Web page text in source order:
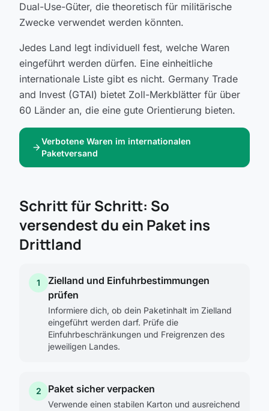
Dual-Use-Güter, die theoretisch für militärische
Zwecke verwendet werden könnten.
Jedes Land legt individuell fest, welche Waren
eingeführt werden dürfen. Eine einheitliche
internationale Liste gibt es nicht. Germany Trade
and Invest (GTAI) bietet Zoll-Merkblätter für über
60 Länder an, die eine gute Orientierung bieten.
arrow_forward
Verbotene Waren im internationalen
Paketversand
Schritt für Schritt: So
versendest du ein Paket ins
Drittland
1
Zielland und Einfuhrbestimmungen
prüfen
Informiere dich, ob dein Paketinhalt im Zielland
eingeführt werden darf. Prüfe die
Einfuhrbeschränkungen und Freigrenzen des
jeweiligen Landes.
2 Paket sicher verpacken
Verwende einen stabilen Karton und ausreichend